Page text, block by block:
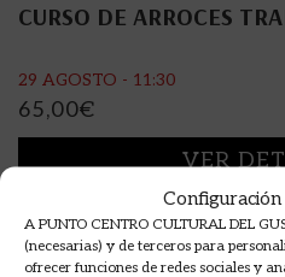
Configuración
A PUNTO CENTRO CULTURAL DEL
(necesarias) y de terceros para
ofrecer funciones de redes sociales y
CURSO DE ARROCES
29 AGOSTO - 11:30
65,00€
VER